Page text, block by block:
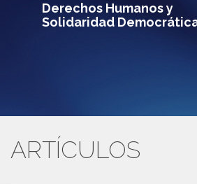
Derechos Humanos y
Solidaridad
ARTÍCULOS